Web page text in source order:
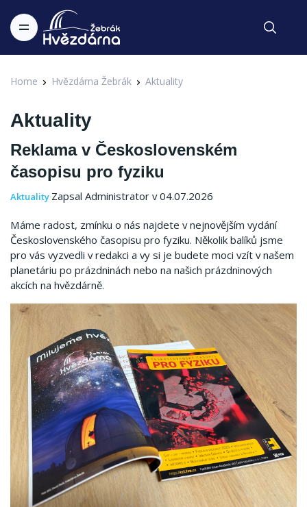
Home Hvězdárna Žebrák Aktuality
Aktuality
Reklama v Československém
časopisu pro fyziku
Aktuality Zapsal Administrator v 04.07.2026
Máme radost, zmínku o nás najdete v nejnovějším vydání
Československého časopisu pro fyziku. Několik balíků jsme
pro vás vyzvedli v redakci a vy si je budete moci vzít v našem
planetáriu po prázdninách nebo na našich prázdninových
akcích na hvězdárně.